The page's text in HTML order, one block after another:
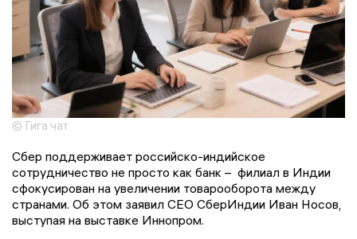
© Гига чат
Сбер поддерживает российско-индийское
сотрудничество не просто как банк – филиал в Индии
сфокусирован на увеличении товарооборота между
странами. Об этом заявил СЕО СберИндии Иван Носов,
выступая на выставке Иннопром.